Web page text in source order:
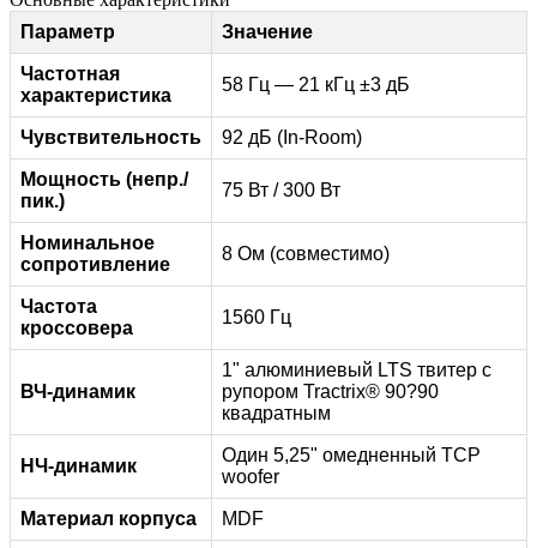
Параметр
Значение
Частотная
характеристика
58 Гц — 21 кГц ±3 дБ
Чувствительность 92 дБ (In-Room)
Мощность (непр./
пик.)
75 Вт / 300 Вт
Номинальное
сопротивление
8 Ом (совместимо)
Частота
кроссовера
1560 Гц
ВЧ-динамик
1" алюминиевый LTS твитер с
рупором Tractrix® 90?90
квадратным
НЧ-динамик
Один 5,25" омедненный TCP
woofer
Материал корпуса MDF